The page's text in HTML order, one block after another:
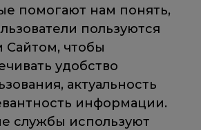
помогают нам понять,
пользуются
Сайтом, чтобы
удобство
актуальность
информации.
службы используют